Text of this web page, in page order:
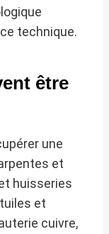
technique.
être
une
et
huisseries
et
cuivre,